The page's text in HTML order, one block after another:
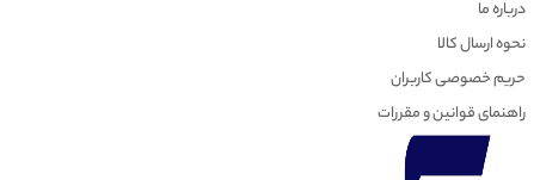
درباره ما
نحوه ارسال کالا
حریم خصوصی کاربران
راهنمای قوانین و مقررات